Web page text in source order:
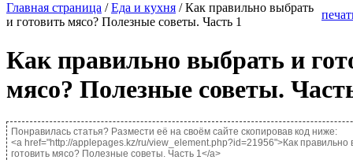
Главная страница /Еда и кухня / Как правильно выбрать
и готовить мясо? Полезные советы. Часть 1
Как правильно выбрать и
мясо? Полезные советы.
Понравилась статья? Размести её на своём сайте скопировав код ниже:
<a href="http://applepages.kz/ru/view_element.php?id=21956">Как правильно
готовить мясо? Полезные советы. Часть 1</a>